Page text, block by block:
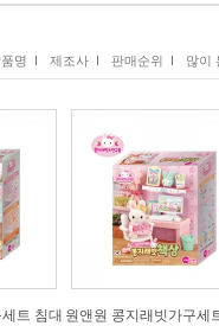
명 I 제조사 I 판매순위 I 많이
트 침대 원앤원 콩지래빗가구세